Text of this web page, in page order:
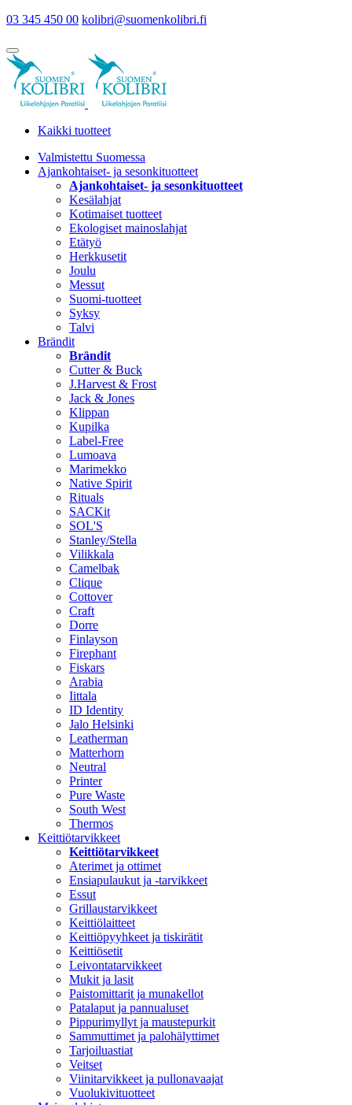
03 345 450 00 kolibri@suomenkolibri.fi
Kaikki tuotteet
Valmistettu Suomessa
Ajankohtaiset- ja sesonkituotteet
Ajankohtaiset- ja sesonkituotteet
Kesälahjat
Kotimaiset tuotteet
Ekologiset mainoslahjat
Etätyö
Herkkusetit
Joulu
Messut
Suomi-tuotteet
Syksy
Talvi
Brändit
Brändit
Cutter & Buck
J.Harvest & Frost
Jack & Jones
Klippan
Kupilka
Label-Free
Lumoava
Marimekko
Native Spirit
Rituals
SACKit
SOL'S
Stanley/Stella
Vilikkala
Camelbak
Clique
Cottover
Craft
Dorre
Finlayson
Firephant
Fiskars
Arabia
Iittala
ID Identity
Jalo Helsinki
Leatherman
Matterhorn
Neutral
Printer
Pure Waste
South West
Thermos
Keittiötarvikkeet
Keittiötarvikkeet
Aterimet ja ottimet
Ensiapulaukut ja -tarvikkeet
Essut
Grillaustarvikkeet
Keittiölaitteet
Keittiöpyyhkeet ja tiskirätit
Keittiösetit
Leivontatarvikkeet
Mukit ja lasit
Paistomittarit ja munakellot
Patalaput ja pannualuset
Pippurimyllyt ja maustepurkit
Sammuttimet ja palohälyttimet
Tarjoiluastiat
Veitset
Viinitarvikkeet ja pullonavaajat
Vuolukivituotteet